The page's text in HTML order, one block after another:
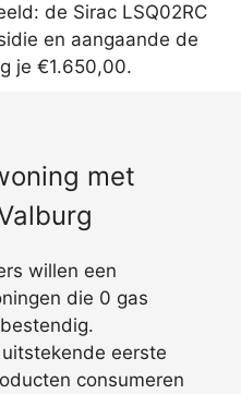
de Sirac LSQ02RC
en aangaande de
je €1.650,00.
met
willen een
die 0 gas
eerste
consumeren